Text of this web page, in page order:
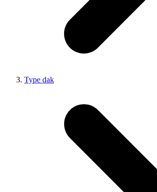
Type dak